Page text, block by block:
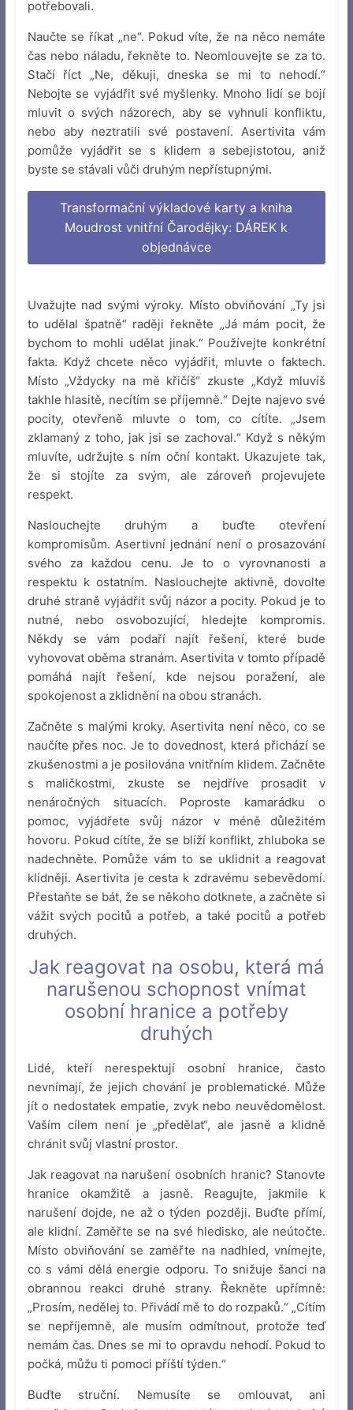
potřebovali.
Naučte se říkat „ne“. Pokud víte, že na něco nemáte
čas nebo náladu, řekněte to. Neomlouvejte se za to.
Stačí říct „Ne, děkuji, dneska se mi to nehodí.“
Nebojte se vyjádřit své myšlenky. Mnoho lidí se bojí
mluvit o svých názorech, aby se vyhnuli konfliktu,
nebo aby neztratili své postavení. Asertivita vám
pomůže vyjádřit se s klidem a sebejistotou, aniž
byste se stávali vůči druhým nepřístupnými.
Transformační výkladové karty a kniha
Moudrost vnitřní Čarodějky: DÁREK k
objednávce
Uvažujte nad svými výroky. Místo obviňování „Ty jsi
to udělal špatně“ raději řekněte „Já mám pocit, že
bychom to mohli udělat jinak.“ Používejte konkrétní
fakta. Když chcete něco vyjádřit, mluvte o faktech.
Místo „Vždycky na mě křičíš“ zkuste „Když mluvíš
takhle hlasitě, necítím se příjemně.“ Dejte najevo své
pocity, otevřeně mluvte o tom, co cítíte. „Jsem
zklamaný z toho, jak jsi se zachoval.“ Když s někým
mluvíte, udržujte s ním oční kontakt. Ukazujete tak,
že si stojíte za svým, ale zároveň projevujete
respekt.
Naslouchejte druhým a buďte otevření
kompromisům. Asertivní jednání není o prosazování
svého za každou cenu. Je to o vyrovnanosti a
respektu k ostatním. Naslouchejte aktivně, dovolte
druhé straně vyjádřit svůj názor a pocity. Pokud je to
nutné, nebo osvobozující, hledejte kompromis.
Někdy se vám podaří najít řešení, které bude
vyhovovat oběma stranám. Asertivita v tomto případě
pomáhá najít řešení, kde nejsou poražení, ale
spokojenost a zklidnění na obou stranách.
Začněte s malými kroky. Asertivita není něco, co se
naučíte přes noc. Je to dovednost, která přichází se
zkušenostmi a je posilována vnitřním klidem. Začněte
s maličkostmi, zkuste se nejdříve prosadit v
nenáročných situacích. Poproste kamarádku o
pomoc, vyjádřete svůj názor v méně důležitém
hovoru. Pokud cítíte, že se blíží konflikt, zhluboka se
nadechněte. Pomůže vám to se uklidnit a reagovat
klidněji. Asertivita je cesta k zdravému sebevědomí.
Přestaňte se bát, že se někoho dotknete, a začněte si
vážit svých pocitů a potřeb, a také pocitů a potřeb
druhých.
Jak reagovat na osobu, která má
narušenou schopnost vnímat
osobní hranice a potřeby
druhých
Lidé, kteří nerespektují osobní hranice, často
nevnímají, že jejich chování je problematické. Může
jít o nedostatek empatie, zvyk nebo neuvědomělost.
Vaším cílem není je „předělat“, ale jasně a klidně
chránit svůj vlastní prostor.
Jak reagovat na narušení osobních hranic? Stanovte
hranice okamžitě a jasně. Reagujte, jakmile k
narušení dojde, ne až o týden později. Buďte přímí,
ale klidní. Zaměřte se na své hledisko, ale neútočte.
Místo obviňování se zaměřte na nadhled, vnímejte,
co s vámi dělá energie odporu. To snižuje šanci na
obrannou reakci druhé strany. Řekněte upřímně:
„Prosím, nedělej to. Přivádí mě to do rozpaků.“ „Cítím
se nepříjemně, ale musím odmítnout, protože teď
nemám čas. Dnes se mi to opravdu nehodí. Pokud to
počká, můžu ti pomoci příští týden.“
Buďte struční. Nemusíte se omlouvat, ani